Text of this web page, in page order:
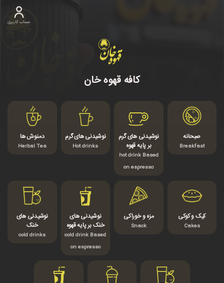
حساب کاربری
کافه قهوه خان
صبحانه
Breakfast
نوشیدنی های گرم
بر پایه قهوه
hot drink Based
on espresso
نوشیدنی های گرم
Hot drinks
دمنوش ها
Herbal Tea
کیک و کوکی
Cakes
مزه و خوراکی
Snack
نوشیدنی های
خنک بر پایه قهوه
cold drink Based
on espresso
نوشیدنی های
خنک
cold drinks